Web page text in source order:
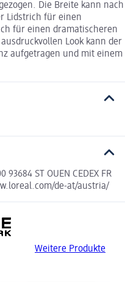
Die Breite kann nach
Lidstrich für einen
für einen dramatischeren
Look kann der
aufgetragen und mit einem
ST OUEN CEDEX FR
de-at/austria/
Weitere Produkte